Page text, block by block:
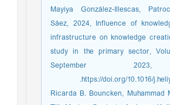
Mayiya González-Illescas,
Sáez, 2024, Influence of
infrastructure on knowledge
study in the primary sector,
September 2023,
https://doi.org/10.1016/
Ricarda B. Bouncken, Muhammad